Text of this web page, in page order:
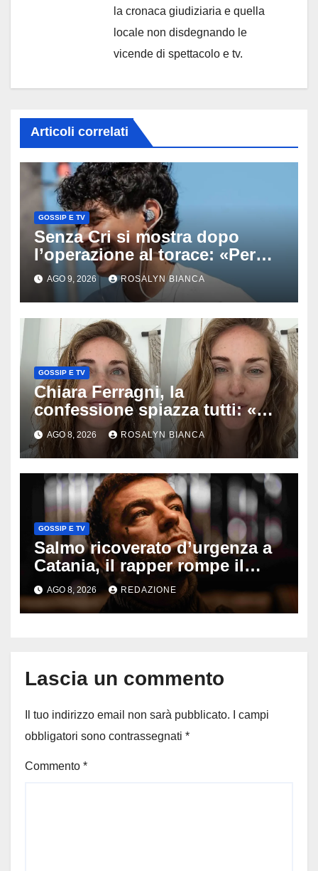
la cronaca giudiziaria e quella
locale non disdegnando le
vicende di spettacolo e tv.
Articoli correlati
GOSSIP E TV
Senza Cri si mostra dopo
l’operazione al torace: «Per
anni mi sentivo in trappola», il
racconto sul difficile percorso
verso la serenità
AGO 9, 2026 ROSALYN BIANCA
GOSSIP E TV
Chiara Ferragni, la
confessione spiazza tutti: «Un
mio ex voleva che mi rifacessi
il seno». Poi svela i ritocchi di
cui si è pentita
AGO 8, 2026 ROSALYN BIANCA
GOSSIP E TV
Salmo ricoverato d’urgenza a
Catania, il rapper rompe il
silenzio dopo la notte in
ospedale: come sta e cosa
succede al tour
AGO 8, 2026 REDAZIONE
Lascia un commento
Il tuo indirizzo email non sarà pubblicato.
I campi
obbligatori sono contrassegnati *
Commento *